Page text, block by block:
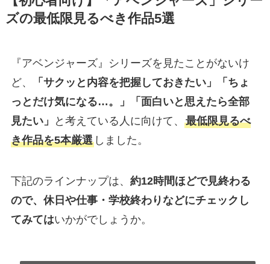
ズの最低限見るべき作品5選
『アベンジャーズ』シリーズを見たことがないけ
ど、
「サクッと内容を把握しておきたい」「ちょ
っとだけ気になる…。」「面白いと思えたら全部
見たい」
と考えている人に向けて、 最低限見るべ
き作品を5本厳選しました。
下記のラインナップは、 約12時間ほどで見終わる
ので、休日や仕事・学校終わりなどにチェックし
てみてはいかがでしょうか。